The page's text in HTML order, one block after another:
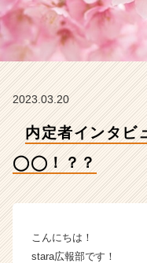
社
s
t
a
タ
イ
2023.03.20
内定者インタビ
◯◯！？？
こんにちは！
stara広報部です！